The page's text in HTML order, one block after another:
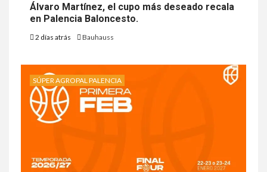
Álvaro Martínez, el cupo más deseado recala
en Palencia Baloncesto.
2 días atrás Bauhauss
SÚPER AGROPAL PALENCIA